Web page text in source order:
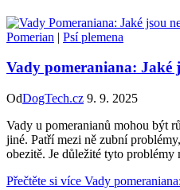
Pomerian | Psí plemena
Vady pomeraniana: Jaké
OdDogTech.cz 9. 9. 2025
Vady u pomeranianů mohou být
jiné. Patří mezi ně zubní
obezitě. Je důležité tyto problémy
Přečtěte si více Vady